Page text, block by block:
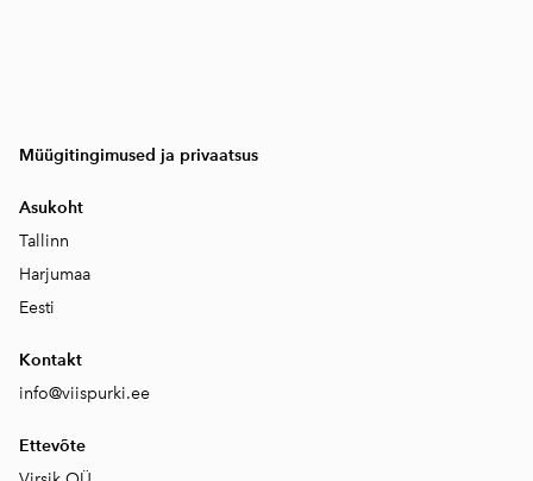
Müügitingimused ja privaatsus
Asukoht
Tallinn
Harjumaa
Eesti
Kontakt
info@viispurki.ee
Ettevõte